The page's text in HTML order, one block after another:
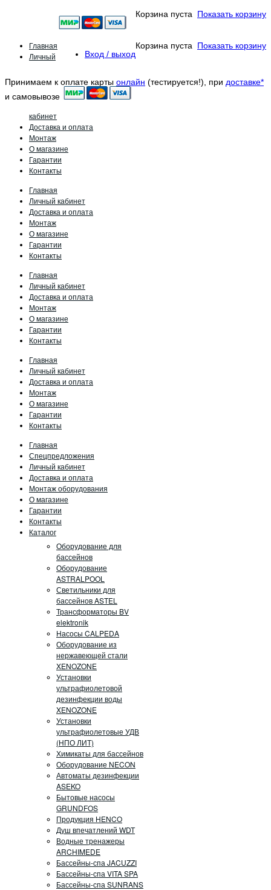
Корзина пуста Показать корзину
Корзина пуста
Показать корзину
Вход / выход
Принимаем к оплате карты онлайн (тестируется!), при доставке*
и самовывозе
Главная
Личный
кабинет
Доставка и оплата
Монтаж
О магазине
Гарантии
Контакты
Главная
Личный кабинет
Доставка и оплата
Монтаж
О магазине
Гарантии
Контакты
Главная
Личный кабинет
Доставка и оплата
Монтаж
О магазине
Гарантии
Контакты
Главная
Личный кабинет
Доставка и оплата
Монтаж
О магазине
Гарантии
Контакты
Главная
Спецпредложения
Личный кабинет
Доставка и оплата
Монтаж оборудования
О магазине
Гарантии
Контакты
Каталог
Оборудование для
бассейнов
Оборудование
ASTRALPOOL
Светильники для
бассейнов ASTEL
Трансформаторы BV
elektronik
Насосы CALPEDA
Оборудование из
нержавеющей стали
XENOZONE
Установки
ультрафиолетовой
дезинфекции воды
XENOZONE
Установки
ультрафиолетовые УДВ
(НПО ЛИТ)
Химикаты для бассейнов
Оборудование NECON
Автоматы дезинфекции
ASEKO
Бытовые насосы
GRUNDFOS
Продукция HENCO
Душ впечатлений WDT
Водные тренажеры
ARCHIMEDE
Бассейны-спа JACUZZI
Бассейны-спа VITA SPA
Бассейны-спа SUNRANS